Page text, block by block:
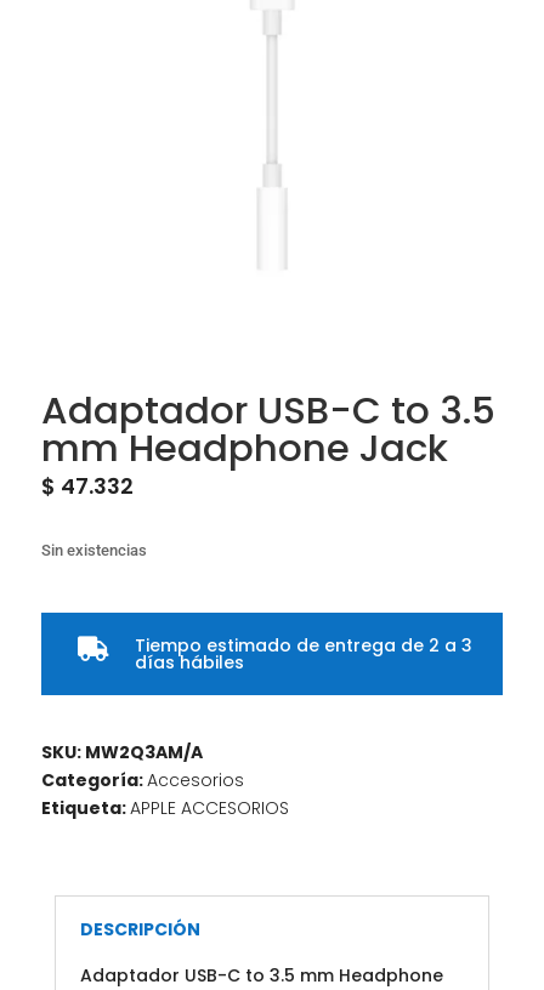
Adaptador USB-C to 3.5
mm Headphone Jack
$ 47.332
Sin existencias
 Tiempo estimado de entrega de 2 a 3
días hábiles
SKU: MW2Q3AM/A
Categoría:Accesorios
Etiqueta:APPLE ACCESORIOS
DESCRIPCIÓN
Adaptador USB-C to 3.5 mm Headphone